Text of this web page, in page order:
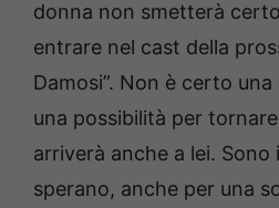
donna non smetterà
entrare nel cast della
Damosi”. Non è certo
una possibilità per
arriverà anche a lei.
sperano, anche per una